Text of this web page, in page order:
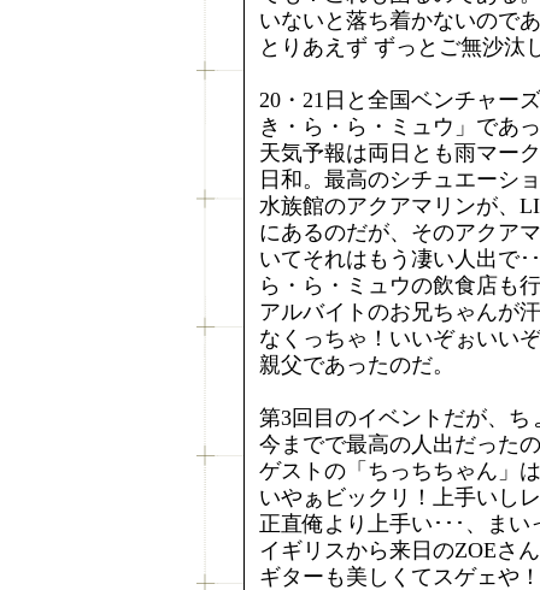
いないと落ち着かないので
とりあえず ずっとご無沙汰
20・21日と全国ベンチャー
き・ら・ら・ミュウ」であ
天気予報は両日とも雨マー
日和。最高のシチュエーシ
水族館のアクアマリンが、
にあるのだが、そのアクア
いてそれはもう凄い人出で･
ら・ら・ミュウの飲食店も
アルバイトのお兄ちゃんが
なくっちゃ！いいぞぉいい
親父であったのだ。
第3回目のイベントだが、ち
今までで最高の人出だった
ゲストの「ちっちちゃん」
いやぁビックリ！上手いし
正直俺より上手い･･･、まい
イギリスから来日のZOEさ
ギターも美しくてスゲェや